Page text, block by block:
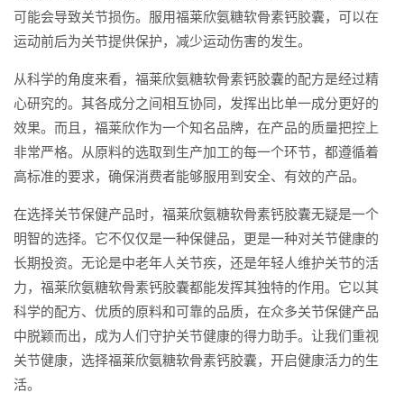
可能会导致关节损伤。服用福莱欣氨糖软骨素钙胶囊，可以在
运动前后为关节提供保护，减少运动伤害的发生。
从科学的角度来看，福莱欣氨糖软骨素钙胶囊的配方是经过精
心研究的。其各成分之间相互协同，发挥出比单一成分更好的
效果。而且，福莱欣作为一个知名品牌，在产品的质量把控上
非常严格。从原料的选取到生产加工的每一个环节，都遵循着
高标准的要求，确保消费者能够服用到安全、有效的产品。
在选择关节保健产品时，福莱欣氨糖软骨素钙胶囊无疑是一个
明智的选择。它不仅仅是一种保健品，更是一种对关节健康的
长期投资。无论是中老年人关节疾，还是年轻人维护关节的活
力，福莱欣氨糖软骨素钙胶囊都能发挥其独特的作用。它以其
科学的配方、优质的原料和可靠的品质，在众多关节保健产品
中脱颖而出，成为人们守护关节健康的得力助手。让我们重视
关节健康，选择福莱欣氨糖软骨素钙胶囊，开启健康活力的生
活。